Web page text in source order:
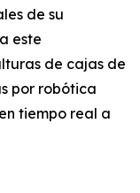
de su
este
de cajas de
por robótica
tiempo real a